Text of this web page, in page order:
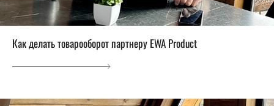
Как делать товарооборот партнеру EWA Product